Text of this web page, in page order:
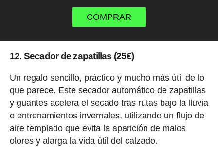
COMPRAR
12. Secador de zapatillas (25€)
Un regalo sencillo, práctico y mucho más útil de lo
que parece. Este secador automático de zapatillas
y guantes acelera el secado tras rutas bajo la lluvia
o entrenamientos invernales, utilizando un flujo de
aire templado que evita la aparición de malos
olores y alarga la vida útil del calzado.